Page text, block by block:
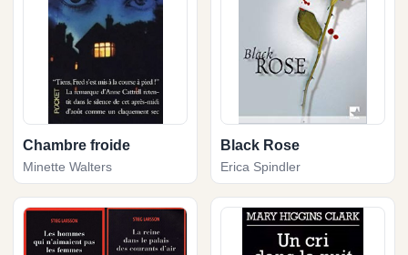
Chambre froide
Minette Walters
Black Rose
Erica Spindler